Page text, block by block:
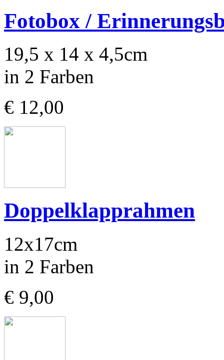
Fotobox /
19,5 x 14 x 4,5cm
in 2 Farben
€ 12,00
Doppelklapprahmen
12x17cm
in 2 Farben
€ 9,00